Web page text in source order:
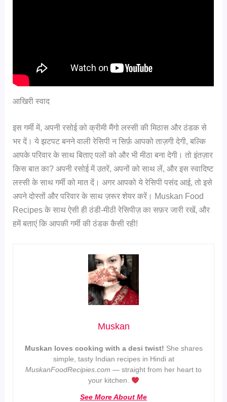
आखिरी स्वाद
इस गर्मी में, अपनी रसोई को क्रीमी मैंगो लस्सी की मिठास और ठंडक से
भर दें। ये झटपट बनने वाली रेसिपी न सिर्फ़ आपको ताज़गी देगी, बल्कि
आपके परिवार के साथ बिताए पलों को और भी मीठा बना देगी। तो इंतज़ार
किस बात का? अपनी रसोई में उतरें, अपनों को साथ लें, और इस स्वादिष्ट
लस्सी के साथ गर्मी को मात दें। अगर आपको ये रेसिपी पसंद आई, तो इसे
अपने दोस्तों और परिवार के साथ ज़रूर शेयर करें। Muskan Food
Recipes के साथ ऐसी ही ठंडी-मीठी रेसिपीज़ का सफ़र जारी रखें, और
हमें बताएं कि आपकी गर्मी की ठंडक कैसी रही!
Muskan
Muskan loves cooking with a desi twist! She shares
simple, tasty Indian recipes in Hindi at
MuskanFoodRecipies.com — straight from her heart to
your kitchen.
See More About Me